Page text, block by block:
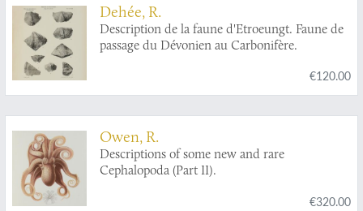
Dehée, R.
Description de la faune d'Etroeungt. Faune de
passage du Dévonien au Carbonifère.
€120.00
Owen, R.
Descriptions of some new and rare
Cephalopoda (Part II).
€320.00